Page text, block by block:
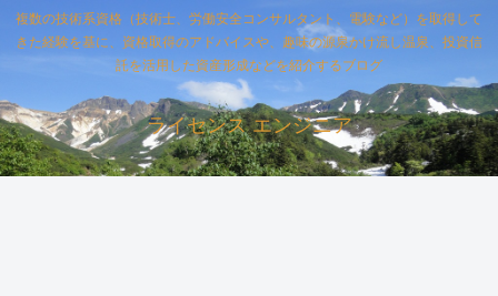
複数の技術系資格（技術士、労働安全コンサルタント、電験など）を取得して
きた経験を基に、資格取得のアドバイスや、趣味の源泉かけ流し温泉、投資信
託を活用した資産形成などを紹介するブログ
ライセンス エンジニア